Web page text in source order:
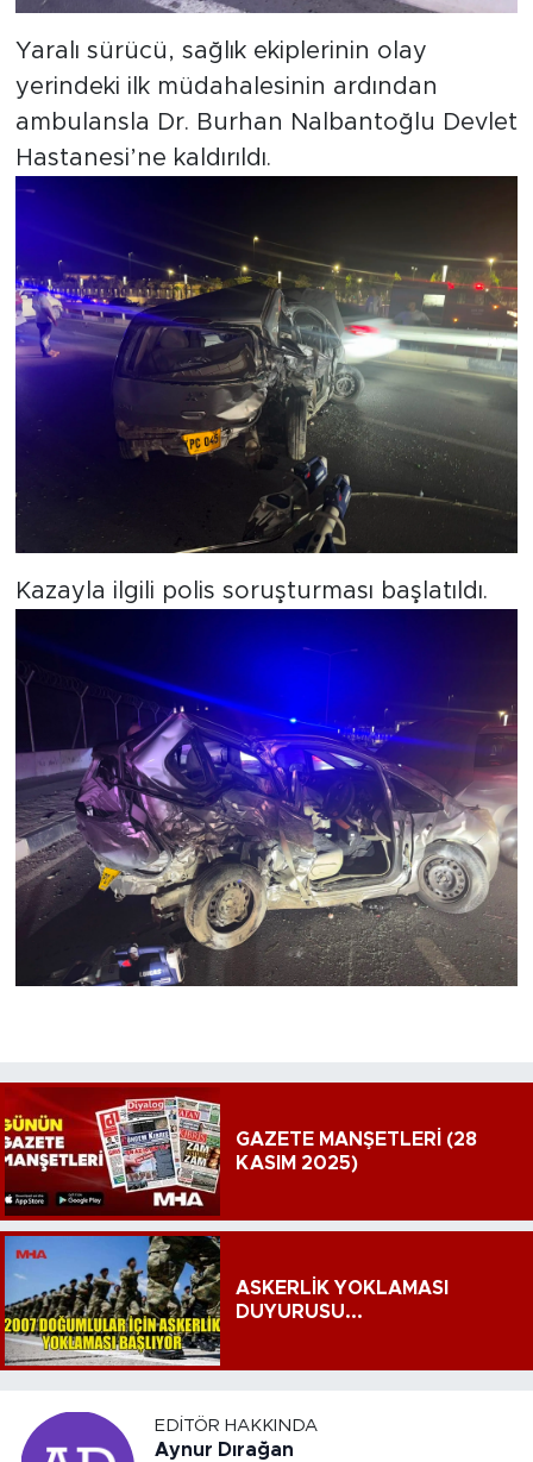
Yaralı sürücü, sağlık ekiplerinin olay
yerindeki ilk müdahalesinin ardından
ambulansla Dr. Burhan Nalbantoğlu Devlet
Hastanesi’ne kaldırıldı.
Kazayla ilgili polis soruşturması başlatıldı.
GAZETE MANŞETLERİ (28
KASIM 2025)
ASKERLİK YOKLAMASI
DUYURUSU...
EDITÖR HAKKINDA
Aynur Dırağan